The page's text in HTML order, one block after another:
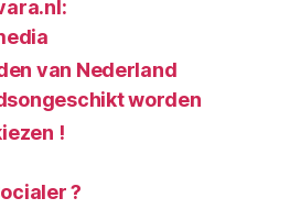
van Nederland
worden
!
?